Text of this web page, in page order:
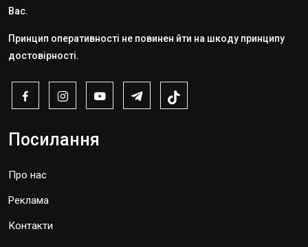
Вас.
Принцип оперативності не повинен йти на шкоду принципу
достовірності.
Посилання
Про нас
Реклама
Контакти